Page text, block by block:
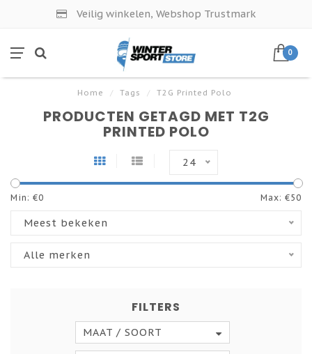
Veilig winkelen, Webshop Trustmark
0
Home / Tags / T2G Printed Polo
PRODUCTEN GETAGD MET T2G
PRINTED POLO
24
Min: €0 Max: €50
Meest bekeken
Alle merken
FILTERS
MAAT / SOORT